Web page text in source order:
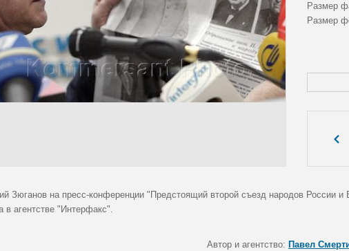
Размер
Размер
Зюганов на пресс-конференции "Предстоящий второй съезд народов России и
в агентстве "Интерфакс".
Автор и агентство: Павел